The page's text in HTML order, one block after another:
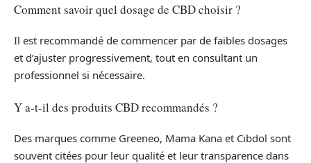
Comment savoir quel dosage de CBD choisir ?
Il est recommandé de commencer par de faibles dosages
et d’ajuster progressivement, tout en consultant un
professionnel si nécessaire.
Y a-t-il des produits CBD recommandés ?
Des marques comme Greeneo, Mama Kana et Cibdol sont
souvent citées pour leur qualité et leur transparence dans